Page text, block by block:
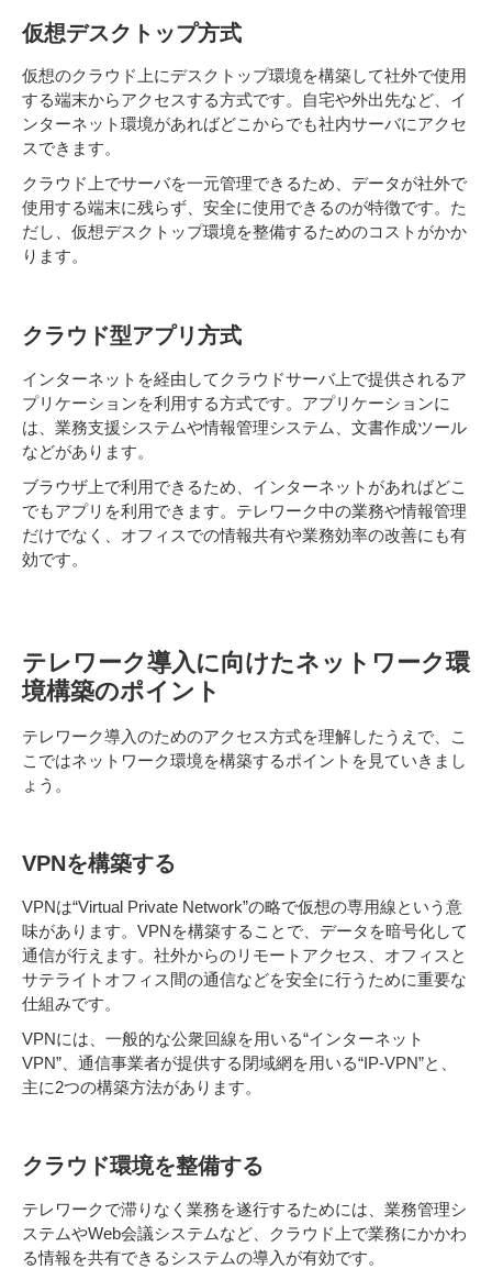
仮想デスクトップ方式
仮想のクラウド上にデスクトップ環境を構築して社外で使用
する端末からアクセスする方式です。自宅や外出先など、イ
ンターネット環境があればどこからでも社内サーバにアクセ
スできます。
クラウド上でサーバを一元管理できるため、データが社外で
使用する端末に残らず、安全に使用できるのが特徴です。た
だし、仮想デスクトップ環境を整備するためのコストがかか
ります。
クラウド型アプリ方式
インターネットを経由してクラウドサーバ上で提供されるア
プリケーションを利用する方式です。アプリケーションに
は、業務支援システムや情報管理システム、文書作成ツール
などがあります。
ブラウザ上で利用できるため、インターネットがあればどこ
でもアプリを利用できます。テレワーク中の業務や情報管理
だけでなく、オフィスでの情報共有や業務効率の改善にも有
効です。
テレワーク導入に向けたネットワーク環
境構築のポイント
テレワーク導入のためのアクセス方式を理解したうえで、こ
こではネットワーク環境を構築するポイントを見ていきまし
ょう。
VPNを構築する
VPNは“Virtual Private Network”の略で仮想の専用線という意
味があります。VPNを構築することで、データを暗号化して
通信が行えます。社外からのリモートアクセス、オフィスと
サテライトオフィス間の通信などを安全に行うために重要な
仕組みです。
VPNには、一般的な公衆回線を用いる“インターネット
VPN”、通信事業者が提供する閉域網を用いる“IP-VPN”と、
主に2つの構築方法があります。
クラウド環境を整備する
テレワークで滞りなく業務を遂行するためには、業務管理シ
ステムやWeb会議システムなど、クラウド上で業務にかかわ
る情報を共有できるシステムの導入が有効です。